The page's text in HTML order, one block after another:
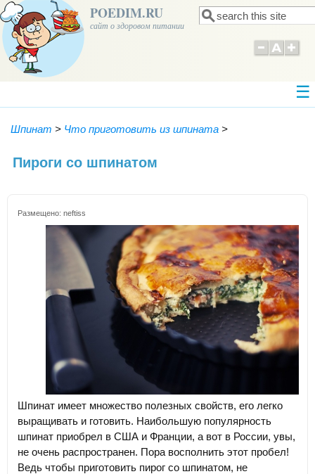
POEDIM.RU
сайт о здоровом питании Форма поиска
Поиск
Шпинат > Что приготовить из шпината >
Пироги со шпинатом
Размещено: neftiss
Шпинат имеет множество полезных свойств, его легко
выращивать и готовить. Наибольшую популярность
шпинат приобрел в США и Франции, а вот в России, увы,
не очень распространен. Пора восполнить этот пробел!
Ведь чтобы приготовить пирог со шпинатом, не